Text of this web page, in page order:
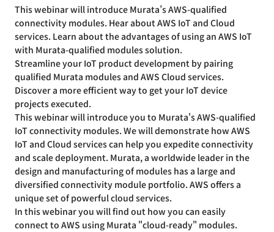
This webinar will introduce Murata’s AWS-qualified
connectivity modules. Hear about AWS IoT and Cloud
services. Learn about the advantages of using an AWS IoT
with Murata-qualified modules solution.
Streamline your IoT product development by pairing
qualified Murata modules and AWS Cloud services.
Discover a more efficient way to get your IoT device
projects executed.
This webinar will introduce you to Murata's AWS-qualified
IoT connectivity modules. We will demonstrate how AWS
IoT and Cloud services can help you expedite connectivity
and scale deployment. Murata, a worldwide leader in the
design and manufacturing of modules has a large and
diversified connectivity module portfolio. AWS offers a
unique set of powerful cloud services.
In this webinar you will find out how you can easily
connect to AWS using Murata "cloud-ready" modules.